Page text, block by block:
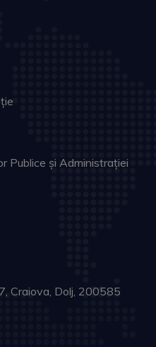
Publice și Administrației
Craiova, Dolj, 200585